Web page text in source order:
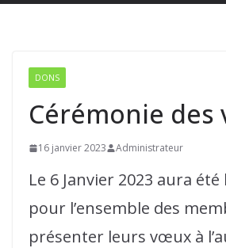
DONS
Cérémonie
16 janvier 2023 Administrateur
Le 6 Janvier 2023 aura été
pour l’ensemble des
présenter leurs vœux à